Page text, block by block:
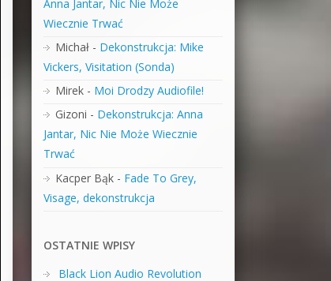
Anna Jantar, Nic Nie Może
Wiecznie Trwać
Michał- Dekonstrukcja: Mike
Vickers, Visitation (Sonda)
Mirek- Moi Drodzy Audiofile!
Gizoni - Dekonstrukcja: Anna
Jantar, Nic Nie Może Wiecznie
Trwać
Kacper Bąk- Fade To Grey,
Visage, dekonstrukcja
OSTATNIE WPISY
Black Lion Audio Revolution